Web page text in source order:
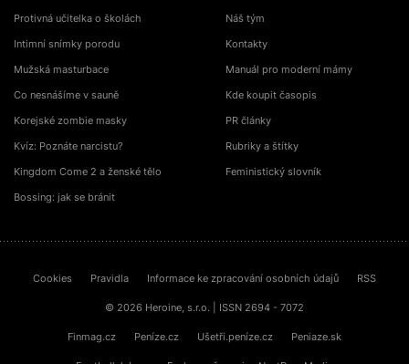
Protivná učitelka o školách
Intimní snímky porodu
Mužská masturbace
Co nesnášíme v sauně
Korejské zombie masky
Kvíz: Poznáte narcistu?
Kingdom Come 2 a ženské tělo
Bossing: jak se bránit
Náš tým
Kontakty
Manuál pro moderní mámy
Kde koupit časopis
PR články
Rubriky a štítky
Feministický slovník
Cookies Pravidla Informace ke zpracování osobních údajů RSS
© 2026 Heroine, s.r.o. | ISSN 2694 - 7072
Finmag.cz Peníze.cz Ušetři.peníze.cz Peniaze.sk